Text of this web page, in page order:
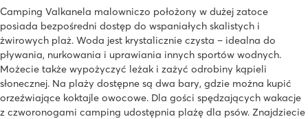
Camping Valkanela malowniczo położony w dużej zatoce
posiada bezpośredni dostęp do wspaniałych skalistych i
żwirowych plaż. Woda jest krystalicznie czysta – idealna do
pływania, nurkowania i uprawiania innych sportów wodnych.
Możecie także wypożyczyć leżak i zażyć odrobiny kąpieli
słonecznej. Na plaży dostępne są dwa bary, gdzie można kupić
orzeźwiające koktajle owocowe. Dla gości spędzających wakacje
z czworonogami camping udostępnia plażę dla psów. Znajdziecie